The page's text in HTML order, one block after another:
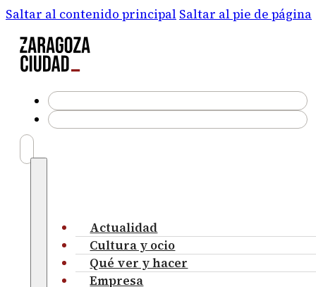
Saltar al contenido principal Saltar al pie de página
Actualidad
Cultura y ocio
Qué ver y hacer
Empresa